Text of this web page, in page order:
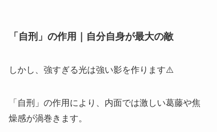
「自刑」の作用｜自分自身が最大の敵
しかし、強すぎる光は強い影を作ります⚠️
「自刑」の作用により、内面では激しい葛藤や焦
燥感が渦巻きます。